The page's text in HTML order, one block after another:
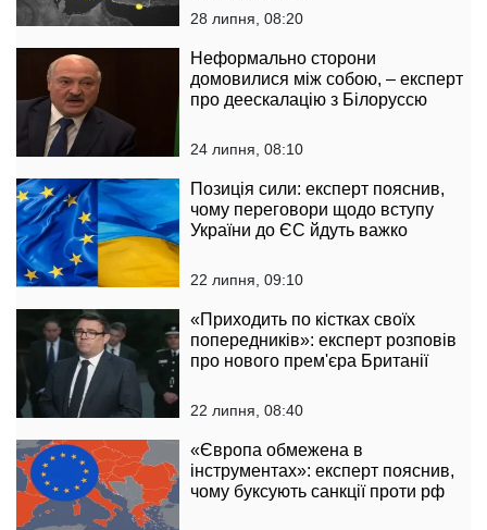
28 липня, 08:20
Неформально сторони
домовилися між собою, – експерт
про деескалацію з Білоруссю
24 липня, 08:10
Позиція сили: експерт пояснив,
чому переговори щодо вступу
України до ЄС йдуть важко
22 липня, 09:10
«Приходить по кістках своїх
попередників»: експерт розповів
про нового прем'єра Британії
22 липня, 08:40
«Європа обмежена в
інструментах»: експерт пояснив,
чому буксують санкції проти рф